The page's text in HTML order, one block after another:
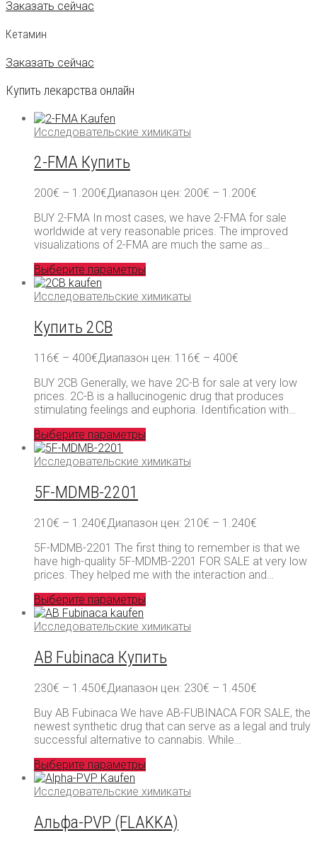
Заказать сейчас
Кетамин
Заказать сейчас
Купить лекарства онлайн
Исследовательские химикаты
2-FMA Купить
200€ – 1.200€Диапазон цен: 200€ – 1.200€
BUY 2-FMA In most cases, we have 2-FMA for sale
worldwide at very reasonable prices. The improved
visualizations of 2-FMA are much the same as…
Выберите параметры
Исследовательские химикаты
Купить 2CB
116€ – 400€Диапазон цен: 116€ – 400€
BUY 2CB Generally, we have 2C-B for sale at very low
prices. 2C-B is a hallucinogenic drug that produces
stimulating feelings and euphoria. Identification with…
Выберите параметры
Исследовательские химикаты
5F-MDMB-2201
210€ – 1.240€Диапазон цен: 210€ – 1.240€
5F-MDMB-2201 The first thing to remember is that we
have high-quality 5F-MDMB-2201 FOR SALE at very low
prices. They helped me with the interaction and…
Выберите параметры
Исследовательские химикаты
AB Fubinaca Купить
230€ – 1.450€Диапазон цен: 230€ – 1.450€
Buy AB Fubinaca We have AB-FUBINACA FOR SALE, the
newest synthetic drug that can serve as a legal and truly
successful alternative to cannabis. While…
Выберите параметры
Исследовательские химикаты
Альфа-PVP (FLAKKA)